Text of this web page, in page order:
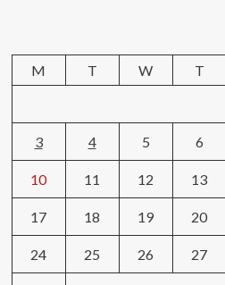
M
T W T
3 4 5 6
10 11 12 13
17 18 19 20
24 25 26 27